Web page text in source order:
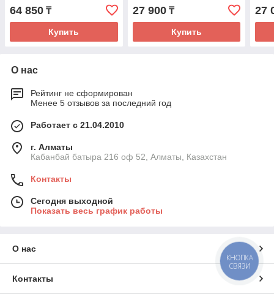
64 850 ₸
Купить
27 900₸
Купить
27
О нас
Рейтинг не сформирован
Менее 5 отзывов за последний год
Работает с 21.04.2010
г. Алматы
Кабанбай батыра 216 оф 52, Алматы, Казахстан
Контакты
Сегодня выходной
Показать весь график работы
О нас
Контакты
КНОПКА
СВЯЗИ